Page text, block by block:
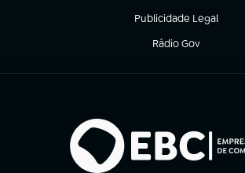
Publicidade Legal
(abre em nova aba)
Rádio Gov
(abre em nova aba)